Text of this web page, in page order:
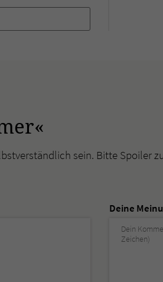
sein. Bitte Spoiler
Deine